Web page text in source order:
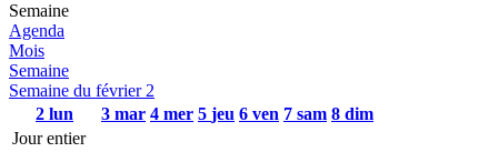
Semaine
Agenda
Mois
Semaine
Semaine du février 2
2 lun 3 mar 4 mer 5 jeu 6 ven 7 sam 8 dim
Jour entier